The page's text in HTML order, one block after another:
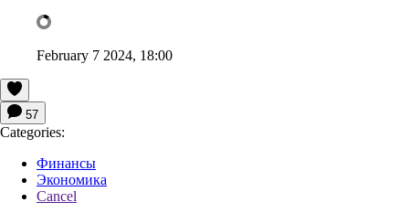
February 7 2024, 18:00
57
Categories:
Финансы
Экономика
Cancel